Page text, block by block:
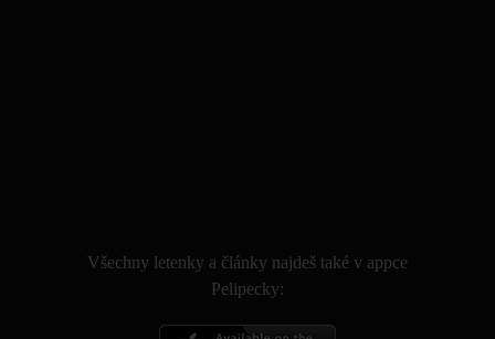
Všechny letenky a články najdeš také v appce
Pelipecky: